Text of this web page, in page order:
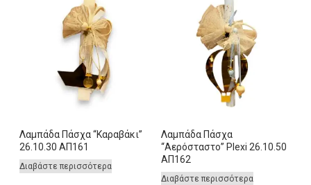
Λαμπάδα Πάσχα “Καραβάκι”
26.10.30 ΑΠ161
Διαβάστε περισσότερα
Λαμπάδα Πάσχα
“Αερόσταστο” Plexi 26.10.50
ΑΠ162
Διαβάστε περισσότερα